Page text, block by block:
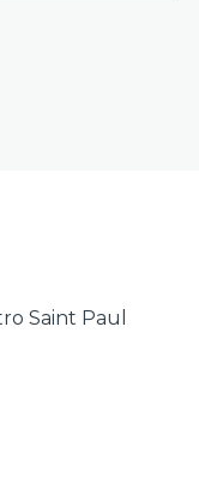
Saint Paul